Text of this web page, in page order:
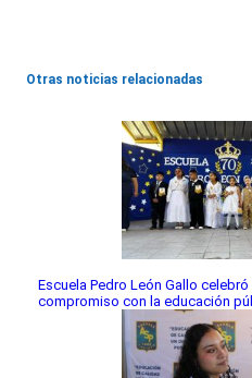
Otras noticias relacionadas
Escuela Pedro León Gallo
compromiso con la educación